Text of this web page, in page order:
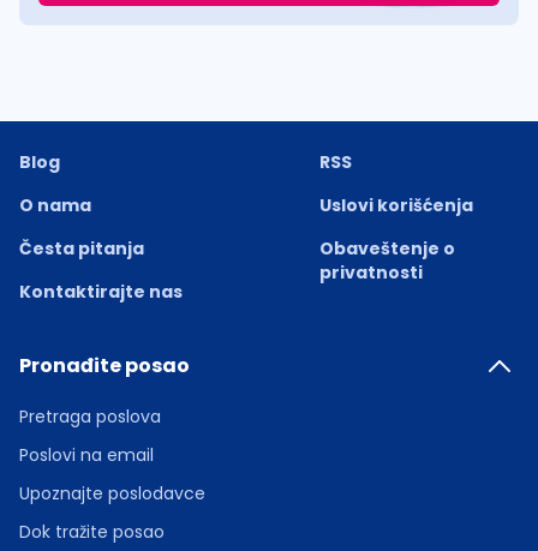
Blog
O nama
Česta pitanja
Kontaktirajte nas
RSS
Uslovi korišćenja
Obaveštenje o
privatnosti
Pronađite posao
Pretraga poslova
Poslovi na email
Upoznajte poslodavce
Dok tražite posao